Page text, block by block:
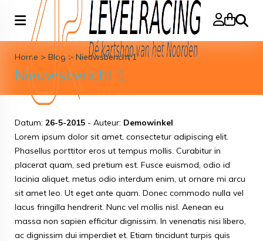
Zoeken
Home > Blog> Nieuwsbericht 1
Nieuwsbericht 1
Datum: 26-5-2015 - Auteur: Demowinkel
Lorem ipsum dolor sit amet, consectetur adipiscing elit.
Phasellus porttitor eros ut tempus mollis. Curabitur in
placerat quam, sed pretium est. Fusce euismod, odio id
lacinia aliquet, metus odio interdum enim, ut ornare mi arcu
sit amet leo. Ut eget ante quam. Donec commodo nulla vel
lacus fringilla hendrerit. Nunc vel mollis nisl. Aenean eu
massa non sapien efficitur dignissim. In venenatis nisi libero,
ac dignissim dui imperdiet et. Etiam tincidunt turpis quis